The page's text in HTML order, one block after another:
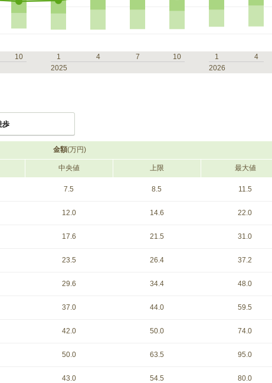
10
1 4 7
10
2025
1
4
2026
歩
金額(万円)
中央値 上限 最大値
7.5 8.5 11.5
12.0 14.6 22.0
17.6 21.5 31.0
23.5 26.4 37.2
29.6 34.4 48.0
37.0 44.0 59.5
42.0 50.0 74.0
50.0 63.5 95.0
43.0 54.5 80.0